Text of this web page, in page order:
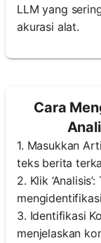
LLM yang
akurasi alat.
Cara
1. Masukkan
teks berita
2. Klik
3. Identifikasi
menjelaskan